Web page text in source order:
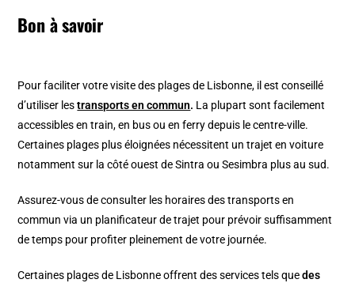
Bon à savoir
Pour faciliter votre visite des plages de Lisbonne, il est conseillé
d’utiliser les transports en commun. La plupart sont facilement
accessibles en train, en bus ou en ferry depuis le centre-ville.
Certaines plages plus éloignées nécessitent un trajet en voiture
notamment sur la côté ouest de Sintra ou Sesimbra plus au sud.
Assurez-vous de consulter les horaires des transports en
commun via un planificateur de trajet pour prévoir suffisamment
de temps pour profiter pleinement de votre journée.
Certaines plages de Lisbonne offrent des services tels quedes